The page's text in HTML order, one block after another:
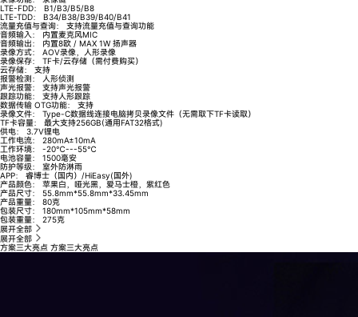
LTE-FDD：
B1/B3/B5/B8
LTE-TDD：
B34/B38/B39/B40/B41
流量充值与查询：
支持流量充值与查询功能
音频输入：
内置麦克风MIC
音频输出：
内置8欧 / MAX 1W 扬声器
录像方式：
AOV录像，人形录像
录像保存：
TF卡/云存储（需付费购买）
云存储：
支持
报警检测：
人形侦测
声光报警：
支持声光报警
跟踪功能：
支持人形跟踪
数据传输 OTG功能：
支持
录像文件：
Type-C数据线连接电脑拷贝录像文件（无需取下TF卡读取）
TF卡容量：
最大支持256GB(通用FAT32格式)
供电：
3.7V锂电
工作电流：
280mA±10mA
工作环境：
-20℃---55℃
电池容量：
1500毫安
防护等级：
室外防淋雨
APP：
睿博士（国内）/HiEasy(国外)
产品颜色：
苹果白，哑光黑，爱马士橙，紫红色
产品尺寸：
55.8mm*55.8mm*33.45mm
产品重量：
80克
包装尺寸：
180mm*105mm*58mm
包装重量：
275克
展开全部
展开全部
方案三大亮点 方案三大亮点